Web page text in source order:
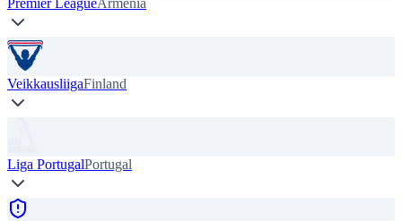
VeikkausliigaFinland
Liga PortugalPortugal